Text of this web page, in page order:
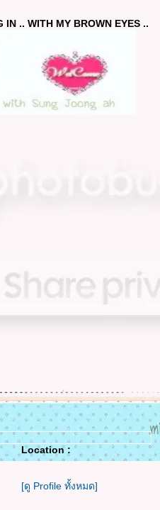
.. WITH MY BROWN EYES ..
Location :
[ดู Profile ทั้งหมด]